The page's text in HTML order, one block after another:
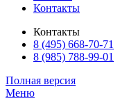
Контакты
Контакты
8 (495) 668-70-71
8 (985) 788-99-01
Полная версия
Меню